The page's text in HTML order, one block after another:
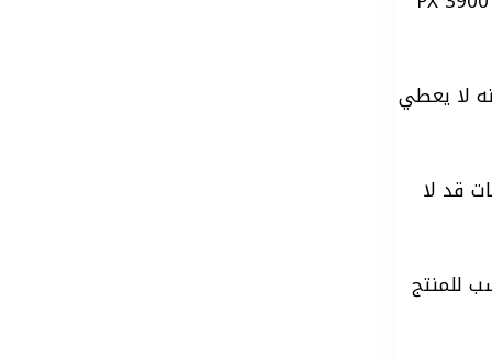
لا يعطي
قد لا
للمنتج